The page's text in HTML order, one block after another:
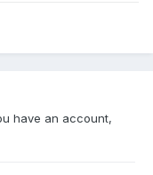
have an account,